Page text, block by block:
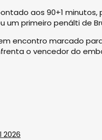
aos 90+1
um primeiro penálti de
encontro marcado
o vencedor do
2026